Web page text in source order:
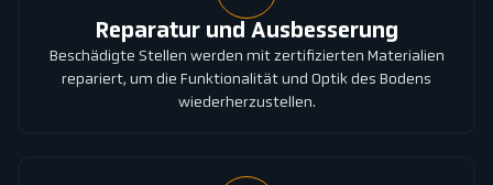
Reparatur und Ausbesserung
Beschädigte Stellen werden mit zertifizierten Materialien
repariert, um die Funktionalität und Optik des Bodens
wiederherzustellen.